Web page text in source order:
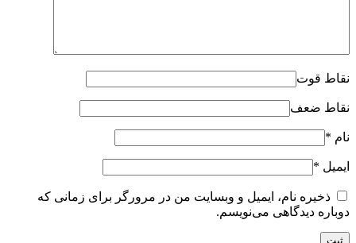
نقاط قوت
نقاط ضعف
نام *
ایمیل *
ذخیره نام، ایمیل و وبسایت من در مرورگر برای زمانی که
دوباره دیدگاهی می‌نویسم.